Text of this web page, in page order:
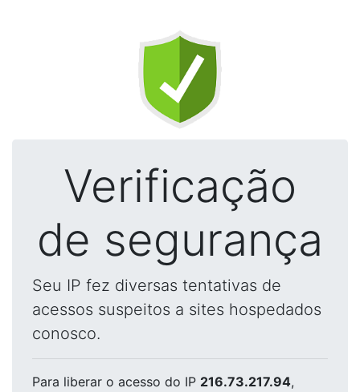
Verificação
de segurança
Seu IP fez diversas tentativas de
acessos suspeitos a sites hospedados
conosco.
Para liberar o acesso do IP 216.73.217.94,